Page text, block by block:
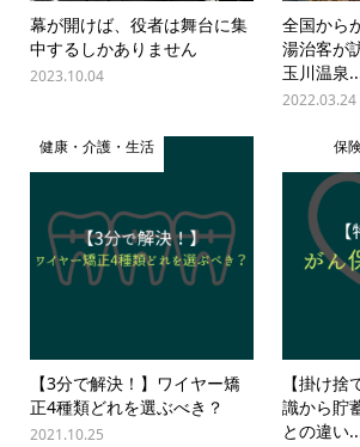
幕が開けば、役者は舞台に集
中するしかありません
2023.10.04
全国から
湯治客が
玉川温泉
2022.03.24
健康・介護・生活
【3分で解決！】ワイヤー矯
正4種類どれを選ぶべき？
2021.10.25
保
【掛け
識から貯
との違い